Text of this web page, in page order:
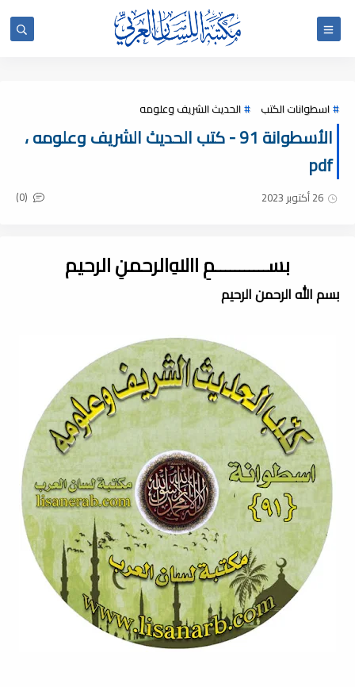
اسطوانات الكتب الحديث الشريف وعلومه
الأسطوانة 91 - كتب الحديث الشريف وعلومه ،
pdf
26 أكتوبر 2023 (0)
بســـــــــــمِ اﷲِالرحمنِ الرحيم
بسم الله الرحمن الرحيم